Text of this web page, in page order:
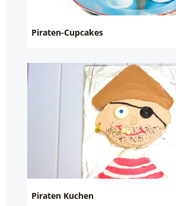
Piraten-Cupcakes
Piraten Kuchen